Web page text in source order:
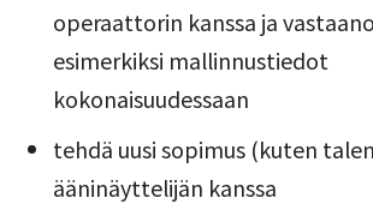
operaattorin kanssa ja
esimerkiksi mallinnustiedot
kokonaisuudessaan
tehdä uusi sopimus (kuten
ääninäyttelijän kanssa